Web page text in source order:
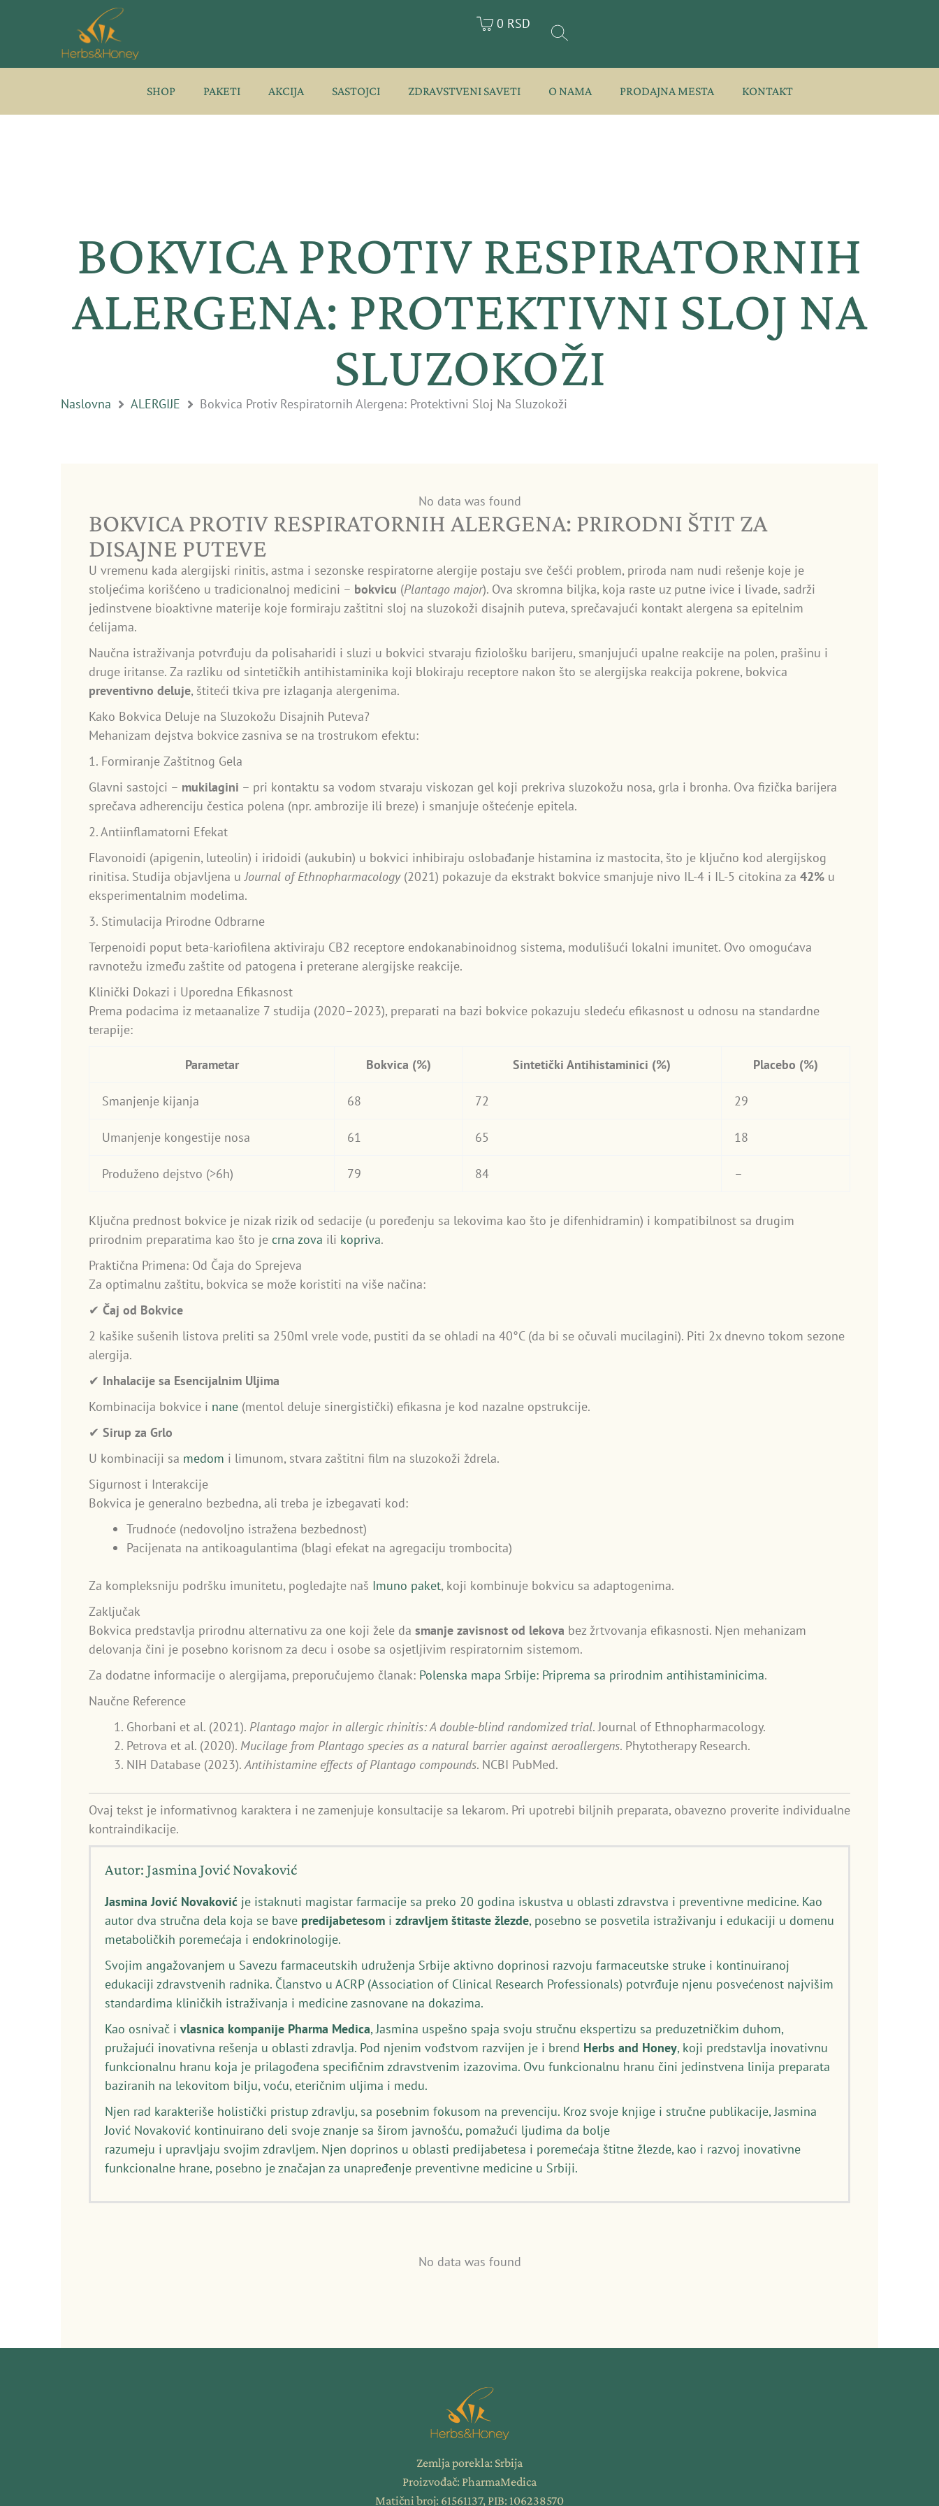
0 RSD
SHOP PAKETI AKCIJA SASTOJCI ZDRAVSTVENI SAVETI O NAMA PRODAJNA MESTA KONTAKT
BOKVICA PROTIV RESPIRATORNIH
ALERGENA: PROTEKTIVNI SLOJ NA
SLUZOKOŽI
Naslovna ALERGIJE Bokvica Protiv Respiratornih Alergena: Protektivni Sloj Na Sluzokoži
No data was found
BOKVICA PROTIV RESPIRATORNIH ALERGENA: PRIRODNI ŠTIT ZA
DISAJNE PUTEVE
U vremenu kada alergijski rinitis, astma i sezonske respiratorne alergije postaju sve češći problem, priroda nam nudi rešenje koje je
stoljećima korišćeno u tradicionalnoj medicini – bokvicu (Plantago major). Ova skromna biljka, koja raste uz putne ivice i livade, sadrži
jedinstvene bioaktivne materije koje formiraju zaštitni sloj na sluzokoži disajnih puteva, sprečavajući kontakt alergena sa epitelnim
ćelijama.
Naučna istraživanja potvrđuju da polisaharidi i sluzi u bokvici stvaraju fiziološku barijeru, smanjujući upalne reakcije na polen, prašinu i
druge iritanse. Za razliku od sintetičkih antihistaminika koji blokiraju receptore nakon što se alergijska reakcija pokrene, bokvica
preventivno deluje, štiteći tkiva pre izlaganja alergenima.
Kako Bokvica Deluje na Sluzokožu Disajnih Puteva?
Mehanizam dejstva bokvice zasniva se na trostrukom efektu:
1. Formiranje Zaštitnog Gela
Glavni sastojci – mukilagini – pri kontaktu sa vodom stvaraju viskozan gel koji prekriva sluzokožu nosa, grla i bronha. Ova fizička barijera
sprečava adherenciju čestica polena (npr. ambrozije ili breze) i smanjuje oštećenje epitela.
2. Antiinflamatorni Efekat
Flavonoidi (apigenin, luteolin) i iridoidi (aukubin) u bokvici inhibiraju oslobađanje histamina iz mastocita, što je ključno kod alergijskog
rinitisa. Studija objavljena uJournal of Ethnopharmacology(2021) pokazuje da ekstrakt bokvice smanjuje nivo IL-4 i IL-5 citokina za 42% u
eksperimentalnim modelima.
3. Stimulacija Prirodne Odbrarne
Terpenoidi poput beta-kariofilena aktiviraju CB2 receptore endokanabinoidnog sistema, modulišući lokalni imunitet. Ovo omogućava
ravnotežu između zaštite od patogena i preterane alergijske reakcije.
Klinički Dokazi i Uporedna Efikasnost
Prema podacima iz metaanalize 7 studija (2020–2023), preparati na bazi bokvice pokazuju sledeću efikasnost u odnosu na standardne
terapije:
Parametar Bokvica (%) Sintetički Antihistaminici (%) Placebo (%)
Smanjenje kijanja 68 72 29
Umanjenje kongestije nosa 61 65 18
Produženo dejstvo (>6h) 79 84 –
Ključna prednost bokvice je nizak rizik od sedacije (u poređenju sa lekovima kao što je difenhidramin) i kompatibilnost sa drugim
prirodnim preparatima kao što je crna zova ili kopriva.
Praktična Primena: Od Čaja do Sprejeva
Za optimalnu zaštitu, bokvica se može koristiti na više načina:
✔ Čaj od Bokvice
2 kašike sušenih listova preliti sa 250ml vrele vode, pustiti da se ohladi na 40°C (da bi se očuvali mucilagini). Piti 2x dnevno tokom sezone
alergija.
✔ Inhalacije sa Esencijalnim Uljima
Kombinacija bokvice i nane (mentol deluje sinergistički) efikasna je kod nazalne opstrukcije.
✔ Sirup za Grlo
U kombinaciji sa medom i limunom, stvara zaštitni film na sluzokoži ždrela.
Sigurnost i Interakcije
Bokvica je generalno bezbedna, ali treba je izbegavati kod:
Trudnoće (nedovoljno istražena bezbednost)
Pacijenata na antikoagulantima (blagi efekat na agregaciju trombocita)
Za kompleksniju podršku imunitetu, pogledajte naš Imuno paket, koji kombinuje bokvicu sa adaptogenima.
Zaključak
Bokvica predstavlja prirodnu alternativu za one koji žele da smanje zavisnost od lekova bez žrtvovanja efikasnosti. Njen mehanizam
delovanja čini je posebno korisnom za decu i osobe sa osjetljivim respiratornim sistemom.
Za dodatne informacije o alergijama, preporučujemo članak: Polenska mapa Srbije: Priprema sa prirodnim antihistaminicima.
Naučne Reference
Ghorbani et al. (2021). Plantago major in allergic rhinitis: A double-blind randomized trial. Journal of Ethnopharmacology.
Petrova et al. (2020). Mucilage from Plantago species as a natural barrier against aeroallergens. Phytotherapy Research.
NIH Database (2023).Antihistamine effects of Plantago compounds. NCBI PubMed.
Ovaj tekst je informativnog karaktera i ne zamenjuje konsultacije sa lekarom. Pri upotrebi biljnih preparata, obavezno proverite individualne
kontraindikacije.
Autor: Jasmina Jović Novaković
Jasmina Jović Novaković je istaknuti magistar farmacije sa preko 20 godina iskustva u oblasti zdravstva i preventivne medicine. Kao
autor dva stručna dela koja se bave predijabetesom i zdravljem štitaste žlezde, posebno se posvetila istraživanju i edukaciji u domenu
metaboličkih poremećaja i endokrinologije.
Svojim angažovanjem u Savezu farmaceutskih udruženja Srbije aktivno doprinosi razvoju farmaceutske struke i kontinuiranoj
edukaciji zdravstvenih radnika. Članstvo u ACRP (Association of Clinical Research Professionals) potvrđuje njenu posvećenost najvišim
standardima kliničkih istraživanja i medicine zasnovane na dokazima.
Kao osnivač i vlasnica kompanije Pharma Medica, Jasmina uspešno spaja svoju stručnu ekspertizu sa preduzetničkim duhom,
pružajući inovativna rešenja u oblasti zdravlja. Pod njenim vođstvom razvijen je i brend Herbs and Honey, koji predstavlja inovativnu
funkcionalnu hranu koja je prilagođena specifičnim zdravstvenim izazovima. Ovu funkcionalnu hranu čini jedinstvena linija preparata
baziranih na lekovitom bilju, voću, eteričnim uljima i medu.
Njen rad karakteriše holistički pristup zdravlju, sa posebnim fokusom na prevenciju. Kroz svoje knjige i stručne publikacije, Jasmina
Jović Novaković kontinuirano deli svoje znanje sa širom javnošću, pomažući ljudima da bolje
razumeju i upravljaju svojim zdravljem. Njen doprinos u oblasti predijabetesa i poremećaja štitne žlezde, kao i razvoj inovativne
funkcionalne hrane, posebno je značajan za unapređenje preventivne medicine u Srbiji.
No data was found
Zemlja porekla: Srbija
Proizvođač: PharmaMedica
Matični broj: 61561137, PIB: 106238570